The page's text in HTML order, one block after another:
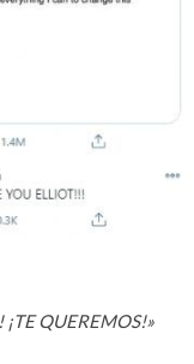
QUEREMOS!»